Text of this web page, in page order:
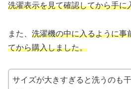
洗濯表示を見て確認してから手に
また、 洗濯機の中に入るように事
てから購入しました。
サイズが大きすぎると洗うのも